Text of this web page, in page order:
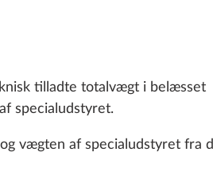
inklusiv
Yderligere
5.285 kr.
tilladte totalvægt i belæsset
specialudstyret.
vægten af specialudstyret fra